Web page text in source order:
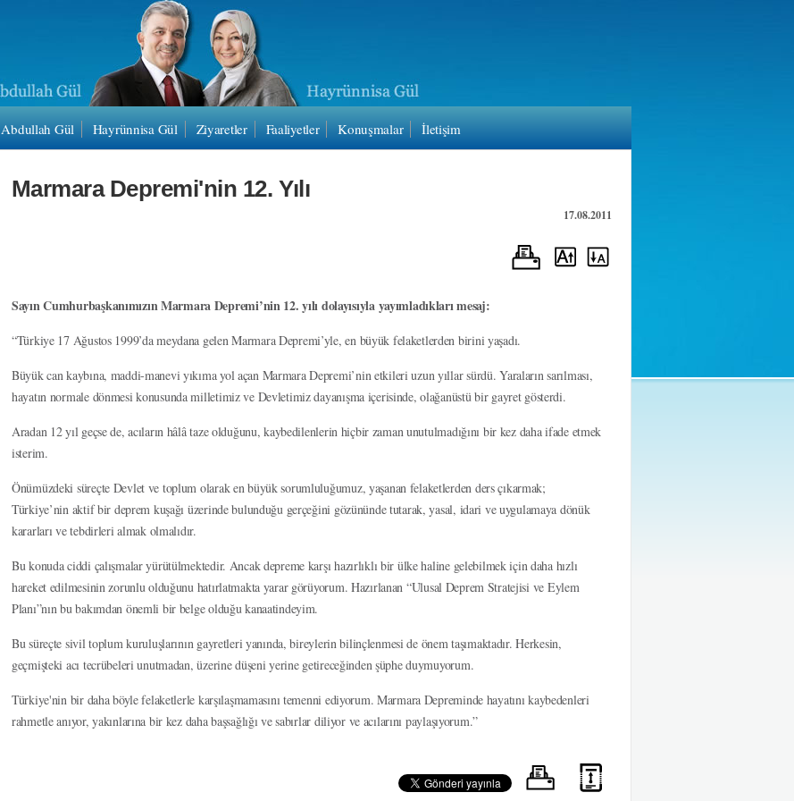
Abdullah Gül Hayrünnisa Gül Ziyaretler Faaliyetler Konuşmalar İletişim
Marmara Depremi'nin 12. Yılı
17.08.2011
Sayın Cumhurbaşkanımızın Marmara Depremi’nin 12. yılı dolayısıyla yayımladıkları mesaj:
“Türkiye 17 Ağustos 1999’da meydana gelen Marmara Depremi’yle, en büyük felaketlerden birini yaşadı.
Büyük can kaybına, maddi-manevi yıkıma yol açan Marmara Depremi’nin etkileri uzun yıllar sürdü. Yaraların sarılması,
hayatın normale dönmesi konusunda milletimiz ve Devletimiz dayanışma içerisinde, olağanüstü bir gayret gösterdi.
Aradan 12 yıl geçse de, acıların hâlâ taze olduğunu, kaybedilenlerin hiçbir zaman unutulmadığını bir kez daha ifade etmek
isterim.
Önümüzdeki süreçte Devlet ve toplum olarak en büyük sorumluluğumuz, yaşanan felaketlerden ders çıkarmak;
Türkiye’nin aktif bir deprem kuşağı üzerinde bulunduğu gerçeğini gözününde tutarak, yasal, idari ve uygulamaya dönük
kararları ve tebdirleri almak olmalıdır.
Bu konuda ciddi çalışmalar yürütülmektedir. Ancak depreme karşı hazırlıklı bir ülke haline gelebilmek için daha hızlı
hareket edilmesinin zorunlu olduğunu hatırlatmakta yarar görüyorum. Hazırlanan “Ulusal Deprem Stratejisi ve Eylem
Planı”nın bu bakımdan önemli bir belge olduğu kanaatindeyim.
Bu süreçte sivil toplum kuruluşlarının gayretleri yanında, bireylerin bilinçlenmesi de önem taşımaktadır. Herkesin,
geçmişteki acı tecrübeleri unutmadan, üzerine düşeni yerine getireceğinden şüphe duymuyorum.
Türkiye'nin bir daha böyle felaketlerle karşılaşmamasını temenni ediyorum. Marmara Depreminde hayatını kaybedenleri
rahmetle anıyor, yakınlarına bir kez daha başsağlığı ve sabırlar diliyor ve acılarını paylaşıyorum.”